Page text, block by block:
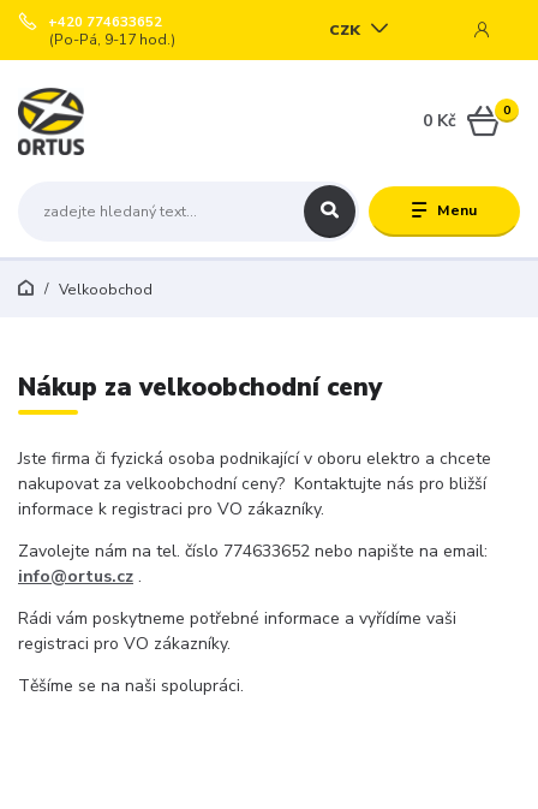
Menu
CZK
+420 774633652
(Po-Pá, 9-17 hod.)
0
0 Kč
Velkoobchod
Nákup za velkoobchodní ceny
Jste firma či fyzická osoba podnikající v oboru elektro a chcete
nakupovat za velkoobchodní ceny? Kontaktujte nás pro bližší
informace k registraci pro VO zákazníky.
Zavolejte nám na tel. číslo 774633652 nebo napište na email:
info@ortus.cz .
Rádi vám poskytneme potřebné informace a vyřídíme vaši
registraci pro VO zákazníky.
Těšíme se na naši spolupráci.